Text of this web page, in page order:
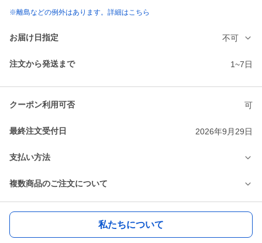
※離島などの例外はあります。詳細はこちら
お届け日指定 不可
注文から発送まで 1~7日
クーポン利用可否 可
最終注文受付日 2026年9月29日
支払い方法
複数商品のご注文について
私たちについて